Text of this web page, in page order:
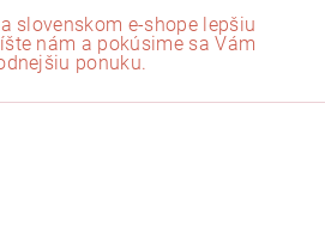
slovenskom e-shope lepšiu
nám a pokúsime sa Vám
ponuku.